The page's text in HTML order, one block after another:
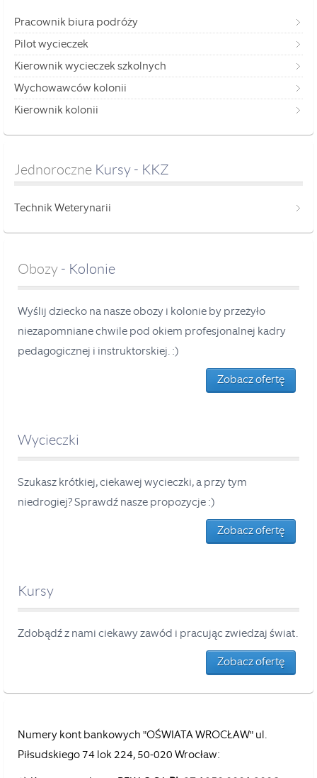
Pracownik biura podróży
Pilot wycieczek
Kierownik wycieczek szkolnych
Wychowawców kolonii
Kierownik kolonii
Jednoroczne Kursy - KKZ
Technik Weterynarii
Obozy - Kolonie
Wyślij dziecko na nasze obozy i kolonie by przeżyło
niezapomniane chwile pod okiem profesjonalnej kadry
pedagogicznej i instruktorskiej. :)
Zobacz ofertę
Wycieczki
Szukasz krótkiej, ciekawej wycieczki, a przy tym
niedrogiej? Sprawdź nasze propozycje :)
Zobacz ofertę
Kursy
Zdobądź z nami ciekawy zawód i pracując zwiedzaj świat.
Zobacz ofertę
Numery kont bankowych "OŚWIATA WROCŁAW" ul.
Piłsudskiego 74 lok 224, 50-020 Wrocław: